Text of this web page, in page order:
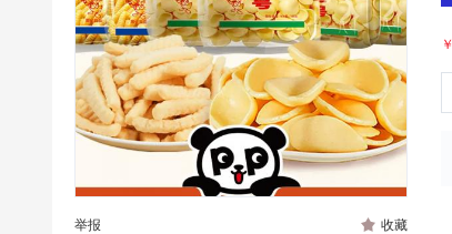
举报 收藏
￥